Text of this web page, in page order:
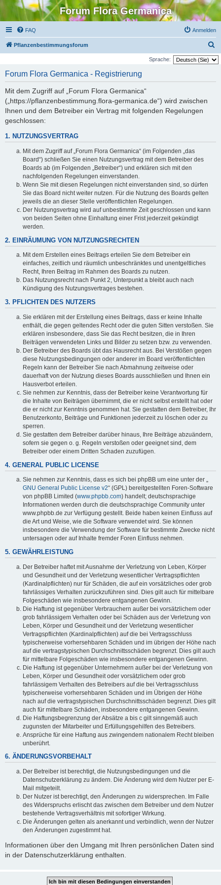
Forum Flora Germanica
FAQ Anmelden
Pflanzenbestimmungsforum
u
Sprache:
Forum Flora Germanica - Registrierung
Mit dem Zugriff auf „Forum Flora Germanica“
(„https://pflanzenbestimmung.flora-germanica.de“) wird zwischen
Ihnen und dem Betreiber ein Vertrag mit folgenden Regelungen
geschlossen:
1. NUTZUNGSVERTRAG
Mit dem Zugriff auf „Forum Flora Germanica“ (im Folgenden „das
Board“) schließen Sie einen Nutzungsvertrag mit dem Betreiber des
Boards ab (im Folgenden „Betreiber“) und erklären sich mit den
nachfolgenden Regelungen einverstanden.
Wenn Sie mit diesen Regelungen nicht einverstanden sind, so dürfen
Sie das Board nicht weiter nutzen. Für die Nutzung des Boards gelten
jeweils die an dieser Stelle veröffentlichten Regelungen.
Der Nutzungsvertrag wird auf unbestimmte Zeit geschlossen und kann
von beiden Seiten ohne Einhaltung einer Frist jederzeit gekündigt
werden.
2. EINRÄUMUNG VON NUTZUNGSRECHTEN
Mit dem Erstellen eines Beitrags erteilen Sie dem Betreiber ein
einfaches, zeitlich und räumlich unbeschränktes und unentgeltliches
Recht, Ihren Beitrag im Rahmen des Boards zu nutzen.
Das Nutzungsrecht nach Punkt 2, Unterpunkt a bleibt auch nach
Kündigung des Nutzungsvertrages bestehen.
3. PFLICHTEN DES NUTZERS
Sie erklären mit der Erstellung eines Beitrags, dass er keine Inhalte
enthält, die gegen geltendes Recht oder die guten Sitten verstoßen. Sie
erklären insbesondere, dass Sie das Recht besitzen, die in Ihren
Beiträgen verwendeten Links und Bilder zu setzen bzw. zu verwenden.
Der Betreiber des Boards übt das Hausrecht aus. Bei Verstößen gegen
diese Nutzungsbedingungen oder anderer im Board veröffentlichten
Regeln kann der Betreiber Sie nach Abmahnung zeitweise oder
dauerhaft von der Nutzung dieses Boards ausschließen und Ihnen ein
Hausverbot erteilen.
Sie nehmen zur Kenntnis, dass der Betreiber keine Verantwortung für
die Inhalte von Beiträgen übernimmt, die er nicht selbst erstellt hat oder
die er nicht zur Kenntnis genommen hat. Sie gestatten dem Betreiber, Ihr
Benutzerkonto, Beiträge und Funktionen jederzeit zu löschen oder zu
sperren.
Sie gestatten dem Betreiber darüber hinaus, Ihre Beiträge abzuändern,
sofern sie gegen o. g. Regeln verstoßen oder geeignet sind, dem
Betreiber oder einem Dritten Schaden zuzufügen.
4. GENERAL PUBLIC LICENSE
Sie nehmen zur Kenntnis, dass es sich bei phpBB um eine unter der „
GNU General Public License v2“ (GPL) bereitgestellten Foren-Software
von phpBB Limited (www.phpbb.com) handelt; deutschsprachige
Informationen werden durch die deutschsprachige Community unter
www.phpbb.de zur Verfügung gestellt. Beide haben keinen Einfluss auf
die Art und Weise, wie die Software verwendet wird. Sie können
insbesondere die Verwendung der Software für bestimmte Zwecke nicht
untersagen oder auf Inhalte fremder Foren Einfluss nehmen.
5. GEWÄHRLEISTUNG
Der Betreiber haftet mit Ausnahme der Verletzung von Leben, Körper
und Gesundheit und der Verletzung wesentlicher Vertragspflichten
(Kardinalpflichten) nur für Schäden, die auf ein vorsätzliches oder grob
fahrlässiges Verhalten zurückzuführen sind. Dies gilt auch für mittelbare
Folgeschäden wie insbesondere entgangenen Gewinn.
Die Haftung ist gegenüber Verbrauchern außer bei vorsätzlichem oder
grob fahrlässigem Verhalten oder bei Schäden aus der Verletzung von
Leben, Körper und Gesundheit und der Verletzung wesentlicher
Vertragspflichten (Kardinalpflichten) auf die bei Vertragsschluss
typischerweise vorhersehbaren Schäden und im übrigen der Höhe nach
auf die vertragstypischen Durchschnittsschäden begrenzt. Dies gilt auch
für mittelbare Folgeschäden wie insbesondere entgangenen Gewinn.
Die Haftung ist gegenüber Unternehmern außer bei der Verletzung von
Leben, Körper und Gesundheit oder vorsätzlichem oder grob
fahrlässigem Verhalten des Betreibers auf die bei Vertragsschluss
typischerweise vorhersehbaren Schäden und im Übrigen der Höhe
nach auf die vertragstypischen Durchschnittsschäden begrenzt. Dies gilt
auch für mittelbare Schäden, insbesondere entgangenen Gewinn.
Die Haftungsbegrenzung der Absätze a bis c gilt sinngemäß auch
zugunsten der Mitarbeiter und Erfüllungsgehilfen des Betreibers.
Ansprüche für eine Haftung aus zwingendem nationalem Recht bleiben
unberührt.
6. ÄNDERUNGSVORBEHALT
Der Betreiber ist berechtigt, die Nutzungsbedingungen und die
Datenschutzerklärung zu ändern. Die Änderung wird dem Nutzer per E-
Mail mitgeteilt.
Der Nutzer ist berechtigt, den Änderungen zu widersprechen. Im Falle
des Widerspruchs erlischt das zwischen dem Betreiber und dem Nutzer
bestehende Vertragsverhältnis mit sofortiger Wirkung.
Die Änderungen gelten als anerkannt und verbindlich, wenn der Nutzer
den Änderungen zugestimmt hat.
Informationen über den Umgang mit Ihren persönlichen Daten sind
in der Datenschutzerklärung enthalten.